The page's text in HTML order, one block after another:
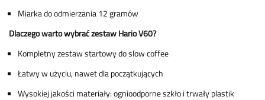
Miarka do odmierzania 12 gramów
Dlaczego warto wybrać zestaw Hario V60?
Kompletny zestaw startowy do slow coffee
Łatwy w użyciu, nawet dla początkujących
Wysokiej jakości materiały: ognioodporne szkło i trwały plastik